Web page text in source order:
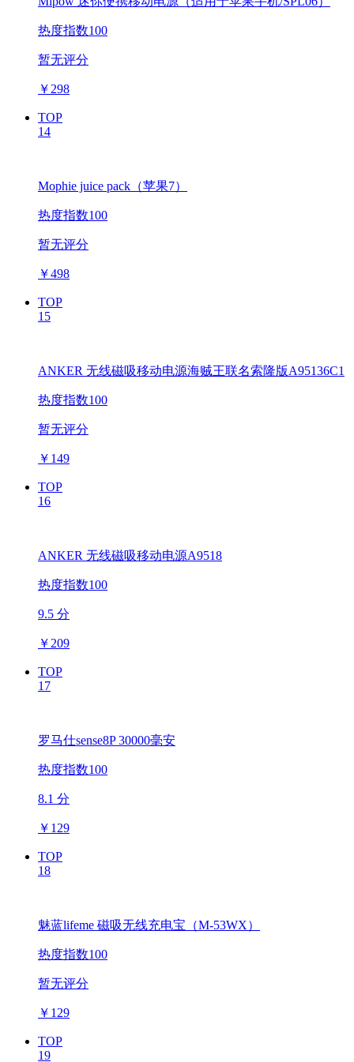
热度指数100
暂无评分
￥ 298
TOP
14
Mophie juice pack（苹果7）
热度指数100
暂无评分
￥498
TOP
15
ANKER 无线磁吸移动电源海贼王联名索隆版A95136C1
热度指数100
暂无评分
￥ 149
TOP
16
ANKER 无线磁吸移动电源A9518
热度指数100
9.5 分
￥ 209
TOP
17
罗马仕sense8P 30000毫安
热度指数100
8.1 分
￥ 129
TOP
18
魅蓝lifeme 磁吸无线充电宝（M-53WX）
热度指数100
暂无评分
￥ 129
TOP
19